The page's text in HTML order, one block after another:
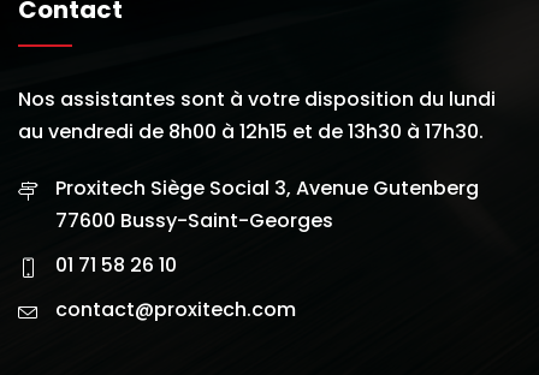
Contact
Nos assistantes sont à votre disposition du lundi
au vendredi de 8h00 à 12h15 et de 13h30 à 17h30.
Proxitech Siège Social 3, Avenue Gutenberg
77600 Bussy-Saint-Georges
01 71 58 26 10
contact@proxitech.com